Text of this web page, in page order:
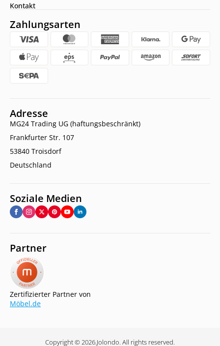
Kontakt
Zahlungsarten
Adresse
MG24 Trading UG (haftungsbeschränkt)
Frankfurter Str. 107
53840 Troisdorf
Deutschland
Soziale Medien
Partner
Zertifizierter Partner von
Möbel.de
Copyright © 2026.Jolondo. All rights reserved.